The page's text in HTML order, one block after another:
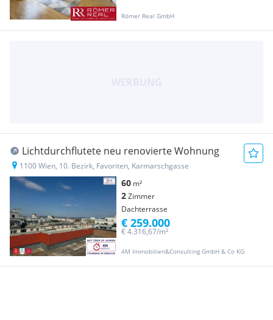
Römer Real GmbH
Lichtdurchflutete neu renovierte Wohnung
1100 Wien, 10. Bezirk, Favoriten, Karmarschgasse
60 m²
2Zimmer
Dachterrasse
4M Immobilien&Consulting GmbH & Co KG
€ 4.316,67/m²
€ 259.000